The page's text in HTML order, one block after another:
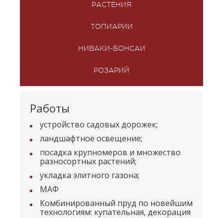
РАСТЕНИЯ
ТОПИАРИИ
НИВАКИ-БОНСАИ
РОЗАРИЙ
Работы
устройство садовых дорожек;
ландшафтное освещение;
посадка крупномеров и множество
разносортных растений;
укладка элитного газона;
МАФ
Комбинированный пруд по новейшим
технологиям: купательная, декорация